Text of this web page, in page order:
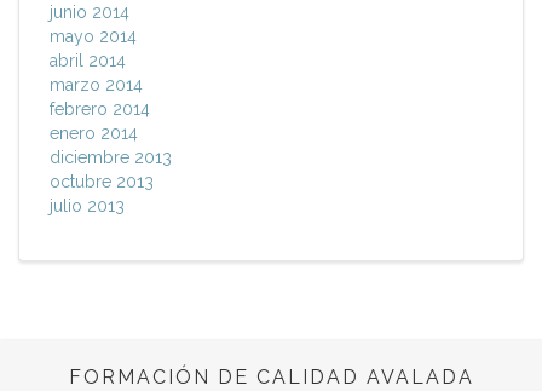
junio 2014
mayo 2014
abril 2014
marzo 2014
febrero 2014
enero 2014
diciembre 2013
octubre 2013
julio 2013
FORMACIÓN DE CALIDAD AVALADA